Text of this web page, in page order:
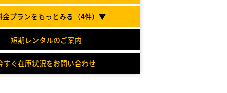
プランをもっとみる（4件）▼
短期レンタルのご案内
すぐ在庫状況をお問い合わせ